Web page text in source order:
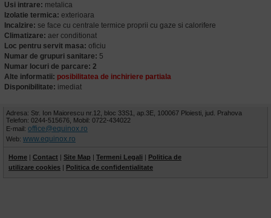
Usi intrare: metalica
Izolatie termica: exterioara
Incalzire: se face cu centrale termice proprii cu gaze si calorifere
Climatizare: aer conditionat
Loc pentru servit masa: oficiu
Numar de grupuri sanitare: 5
Numar locuri de parcare: 2
Alte informatii: posibilitatea de inchiriere partiala
Disponibilitate: imediat
Adresa: Str. Ion Maiorescu nr.12, bloc 33S1, ap.3E, 100067 Ploiesti, jud. Prahova
Telefon: 0244-515676, Mobil: 0722-434022
E-mail: office@equinox.ro
Web: www.equinox.ro
Home | Contact | Site Map | Termeni Legali | Politica de
utilizare cookies | Politica de confidentialitate